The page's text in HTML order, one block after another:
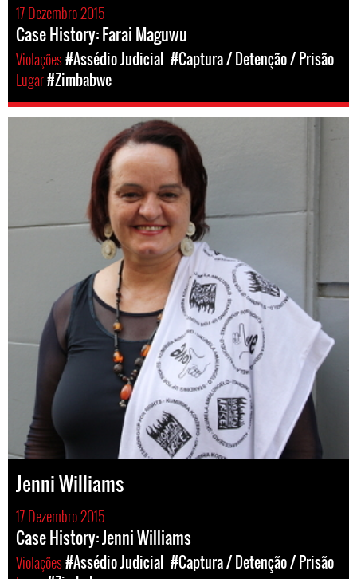
17 Dezembro 2015
Case History: Farai Maguwu
Violações#Assédio Judicial #Captura / Detenção / Prisão
Lugar#Zimbabwe
Jenni Williams
17 Dezembro 2015
Case History: Jenni Williams
Violações#Assédio Judicial #Captura / Detenção / Prisão